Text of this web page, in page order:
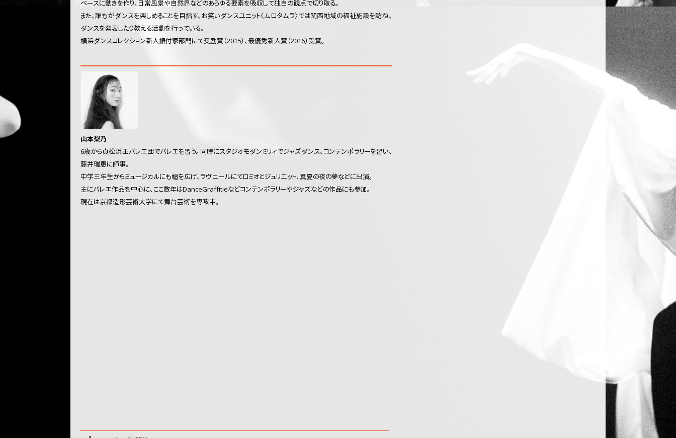
ベースに動きを作り、日常風景や自然界などのあらゆる要素を吸収して独自の観点で切り取る。
また、誰もがダンスを楽しめることを目指す、お笑いダンスユニット〈ムロタムラ〉では関西地域の福祉施設を訪ね、
ダンスを発表したり教える活動を行っている。
横浜ダンスコレクション新人振付家部門にて奨励賞（2015）、最優秀新人賞（2016）受賞。
山本梨乃
6歳から貞松浜田バレエ団でバレエを習う。同時にスタジオモダンミリィでジャズダンス、コンテンポラリーを習い、
藤井瑞恵に師事。
中学三年生からミュージカルにも幅を広げ、ラヴニールにてロミオとジュリエット、真夏の夜の夢などに出演。
主にバレエ作品を中心に、ここ数年はDanceGraffitieなどコンテンポラリーやジャズなどの作品にも参加。
現在は京都造形芸術大学にて舞台芸術を専攻中。